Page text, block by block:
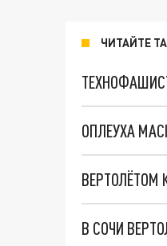
ЧИТАЙТЕ
ОПЛЕУХА
В СОЧИ